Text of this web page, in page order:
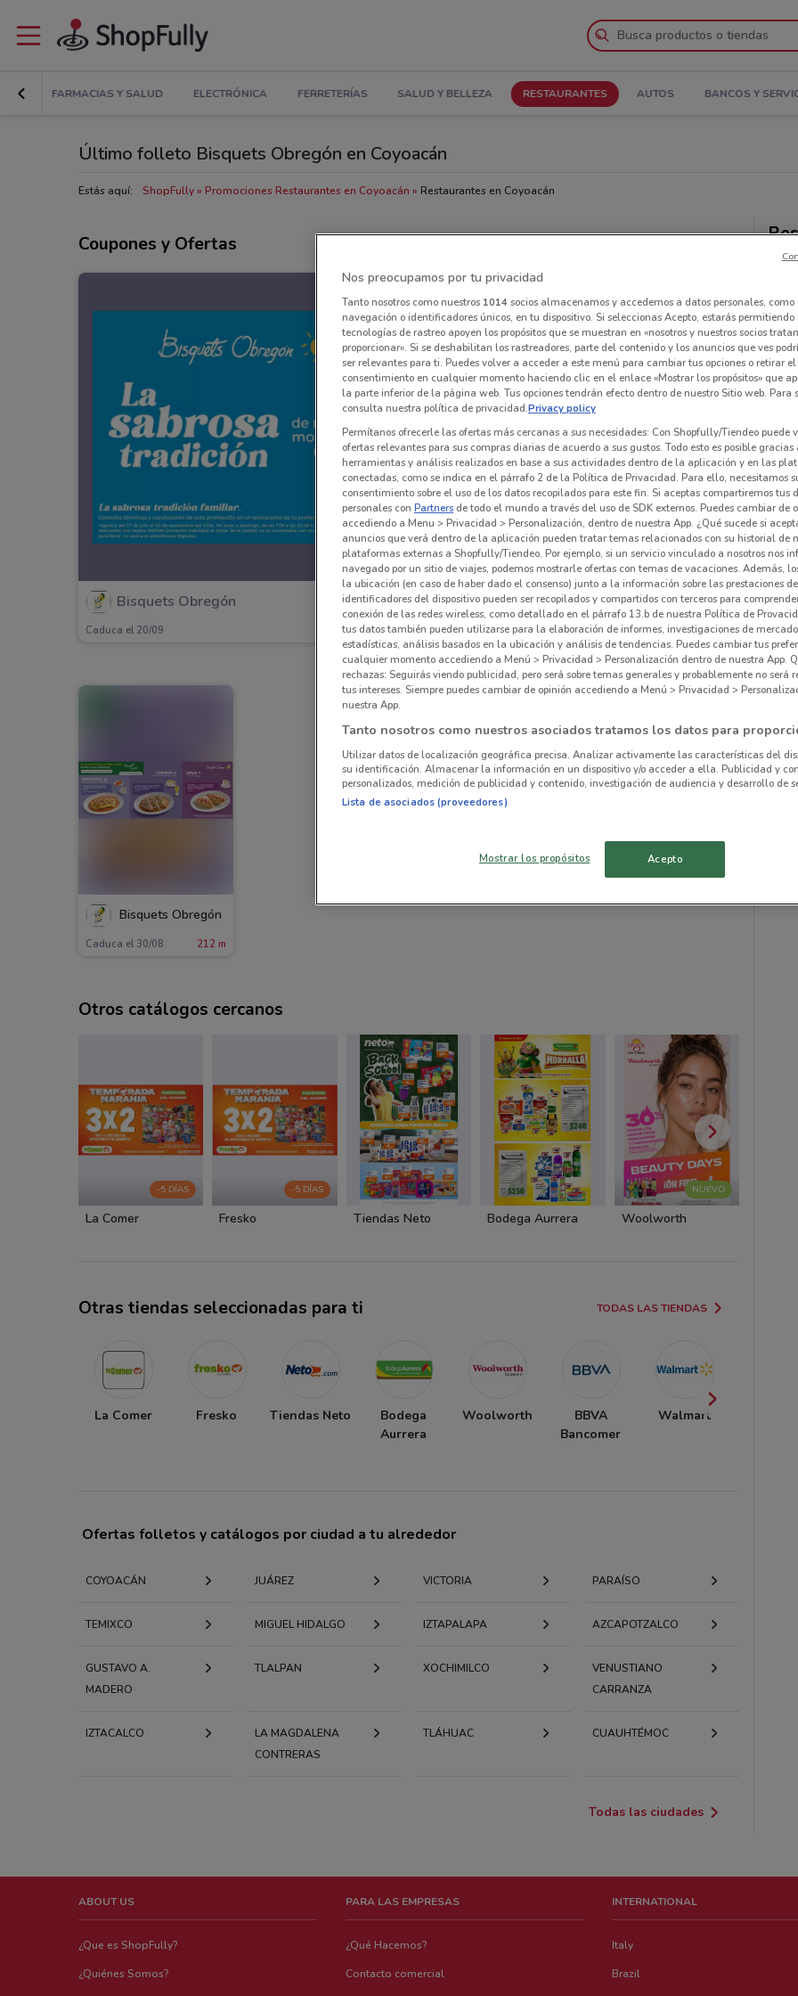
FARMACIAS Y SALUD ELECTRÓNICA FERRETERÍAS SALUD Y BELLEZA RESTAURANTES AUTOS BANCOS Y
Último folleto Bisquets Obregón en Coyoacán
Estás aquí: ShopFully Promociones Restaurantes en Coyoacán Restaurantes en Coyoacán
Coupones y Ofertas
Bisquets Obregón
Caduca el 20/09 212 m
Bisquets Obregón
Caduca el 30/08 212 m
Otros catálogos cercanos
-5 DÍAS
La Comer
-5 DÍAS
Fresko Tiendas Neto Bodega Aurrera
NUEVO
Woolworth
Otras tiendas seleccionadas para ti TODAS LAS TIENDAS
La Comer Fresko Tiendas Neto
Bodega
Aurrera
Woolworth
BBVA
Bancomer
Walmart
Ofertas folletos y catálogos por ciudad a tu alrededor
COYOACÁN JUÁREZ VICTORIA PARAÍSO
TEMIXCO MIGUEL HIDALGO IZTAPALAPA AZCAPOTZALCO
GUSTAVO A.
MADERO
TLALPAN XOCHIMILCO
VENUSTIANO
CARRANZA
IZTACALCO
LA MAGDALENA
CONTRERAS
TLÁHUAC CUAUHTÉMOC
Todas las ciudades
ABOUT US
¿Que es ShopFully?
¿Quiénes Somos?
PARA LAS EMPRESAS
¿Qué Hacemos?
Contacto comercial
INTERNATIONAL
Italy
Brazil
Nos preocupamos por tu privacidad
Tanto nosotros como nuestros 1014socios almacenamos y accedemos a datos personales, como
navegación o identificadores únicos, en tu dispositivo. Si seleccionas Acepto, estarás
tecnologías de rastreo apoyen los propósitos que se muestran en «nosotros y nuestros socios
proporcionar». Si se deshabilitan los rastreadores, parte del contenido y los anuncios que ves
ser relevantes para ti. Puedes volver a acceder a este menú para cambiar tus opciones o retirar el
consentimiento en cualquier momento haciendo clic en el enlace «Mostrar los propósitos» que
la parte inferior de la página web. Tus opciones tendrán efecto dentro de nuestro Sitio web. Para
consulta nuestra política de privacidad.Privacy policy
Permítanos ofrecerle las ofertas más cercanas a sus necesidades: Con Shopfully/Tiendeo puede
ofertas relevantes para sus compras diarias de acuerdo a sus gustos. Todo esto es posible gracias
herramientas y análisis realizados en base a sus actividades dentro de la aplicación y en las
conectadas, como se indica en el párrafo 2 de la Política de Privacidad. Para ello, necesitamos
consentimiento sobre el uso de los datos recopilados para este fin. Si aceptas compartiremos tus
personales con Partners de todo el mundo a través del uso de SDK externos. Puedes cambiar de
accediendo a Menu > Privacidad > Personalización, dentro de nuestra App. ¿Qué sucede si
anuncios que verá dentro de la aplicación pueden tratar temas relacionados con su historial de
plataformas externas a Shopfully/Tiendeo. Por ejemplo, si un servicio vinculado a nosotros nos
navegado por un sitio de viajes, podemos mostrarle ofertas con temas de vacaciones. Además,
la ubicación (en caso de haber dado el consenso) junto a la información sobre las prestaciones
identificadores del dispositivo pueden ser recopilados y compartidos con terceros para
conexión de las redes wireless, como detallado en el párrafo 13.b de nuestra Política de
tus datos también pueden utilizarse para la elaboración de informes, investigaciones de
estadísticas, análisis basados en la ubicación y análisis de tendencias. Puedes cambiar tus
cualquier momento accediendo a Menú > Privacidad > Personalización dentro de nuestra App.
rechazas: Seguirás viendo publicidad, pero será sobre temas generales y probablemente no será
tus intereses. Siempre puedes cambiar de opinión accediendo a Menú > Privacidad >
nuestra App.
Tanto nosotros como nuestros asociados tratamos los datos para
Utilizar datos de localización geográfica precisa. Analizar activamente las características del
su identificación. Almacenar la información en un dispositivo y/o acceder a ella. Publicidad y
personalizados, medición de publicidad y contenido, investigación de audiencia y desarrollo de
Lista de asociados (proveedores)
Mostrar los propósitos Acepto